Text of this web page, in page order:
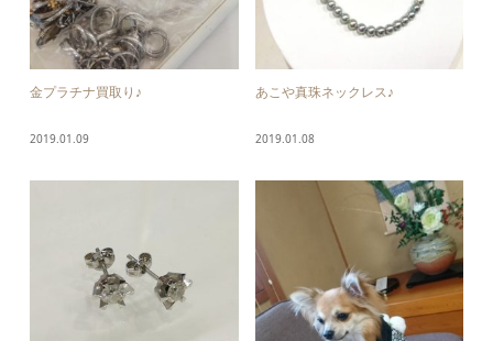
金プラチナ買取り♪
2019.01.09
あこや真珠ネックレス♪
2019.01.08